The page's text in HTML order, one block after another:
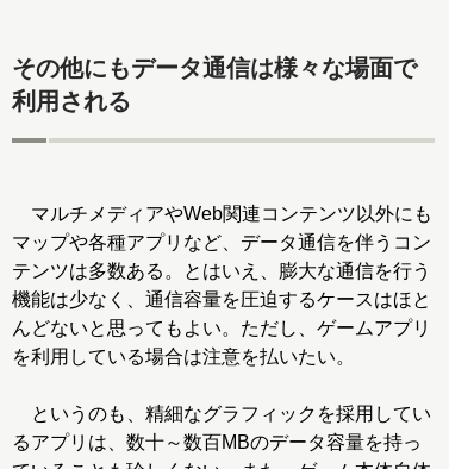
その他にもデータ通信は様々な場面で
利用される
マルチメディアやWeb関連コンテンツ以外にも
マップや各種アプリなど、データ通信を伴うコン
テンツは多数ある。とはいえ、膨大な通信を行う
機能は少なく、通信容量を圧迫するケースはほと
んどないと思ってもよい。ただし、ゲームアプリ
を利用している場合は注意を払いたい。
というのも、精細なグラフィックを採用してい
るアプリは、数十～数百MBのデータ容量を持っ